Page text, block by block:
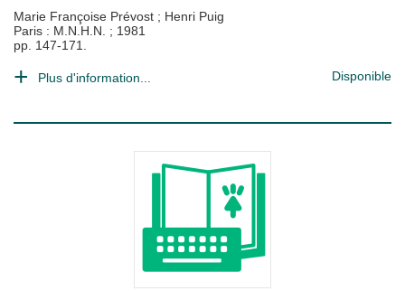
Marie Françoise Prévost ; Henri Puig
Paris : M.N.H.N. ; 1981
pp. 147-171.
Plus d'information... Disponible